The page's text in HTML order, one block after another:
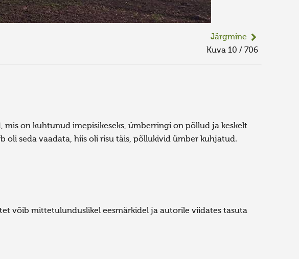
Järgmine
Kuva 10 / 706
mis on kuhtunud imepisikeseks, ümberringi on põllud ja keskelt
oli seda vaadata, hiis oli risu täis, põllukivid ümber kuhjatud.
võib mittetulunduslikel eesmärkidel ja autorile viidates tasuta